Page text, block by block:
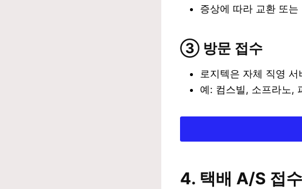
증상에 따라 교환 또는
③ 방문 접수
로지텍은 자체 직영
예: 컴스빌, 소프라노,
4. 택배 A/S 접